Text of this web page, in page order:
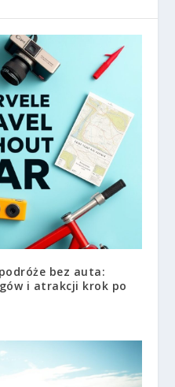
bez auta:
i atrakcji krok po